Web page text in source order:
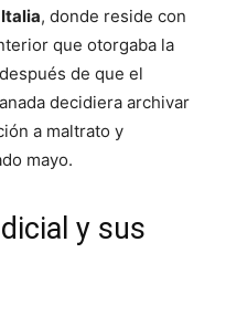
, donde reside con
que otorgaba la
de que el
decidiera archivar
a maltrato y
mayo.
y sus